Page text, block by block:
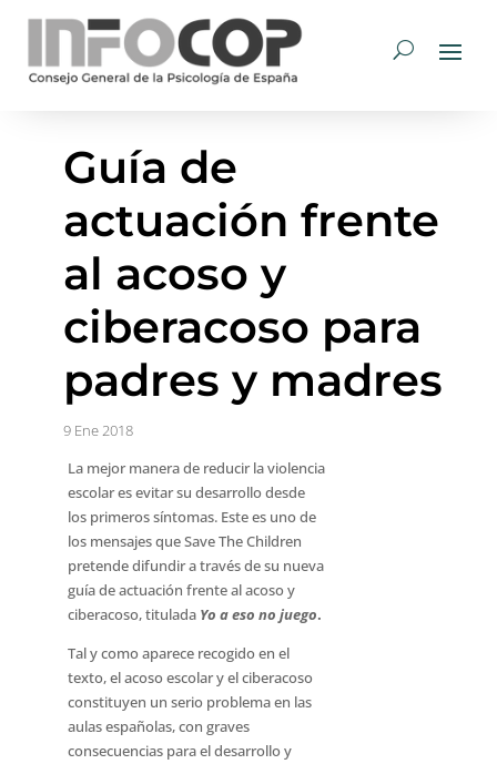
Guía de
actuación frente
al acoso y
ciberacoso para
padres y madres
9 Ene 2018
La mejor manera de reducir la violencia
escolar es evitar su desarrollo desde
los primeros síntomas. Este es uno de
los mensajes que Save The Children
pretende difundir a través de su nueva
guía de actuación frente al acoso y
ciberacoso, titulada Yo a eso no juego.
Tal y como aparece recogido en el
texto, el acoso escolar y el ciberacoso
constituyen un serio problema en las
aulas españolas, con graves
consecuencias para el desarrollo y